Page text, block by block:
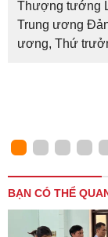
Thượng tướng
Trung ương
ương, Thứ
BẠN CÓ THỂ